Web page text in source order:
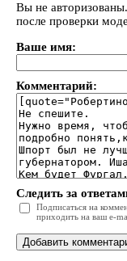
Вы не
после проверки
Ваше имя:
Комментарий:
Следить за
Подписаться на
приходить на ваш e-